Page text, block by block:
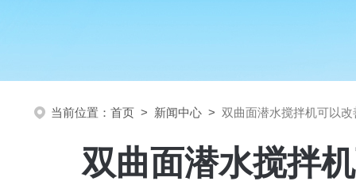
当前位置： 首页 > 新闻中心 > 双曲面潜水搅拌机可以
双曲面潜水搅拌